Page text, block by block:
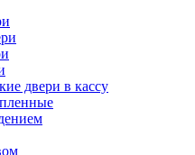
двери в кассу